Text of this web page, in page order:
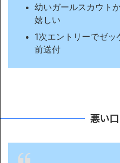
幼いガールスカウト
嬉しい
1次エントリーでゼ
前送付
悪い